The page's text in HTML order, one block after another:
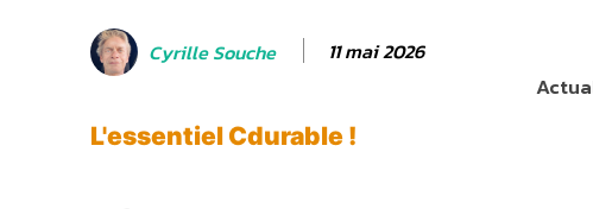
Cyrille Souche 11 mai 2026
L'essentiel Cdurable !